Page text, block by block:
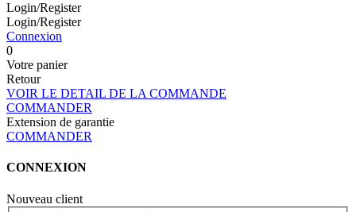
Login/Register
Login/Register
Connexion
0
Votre panier
Retour
VOIR LE DETAIL DE LA COMMANDE
COMMANDER
Extension de garantie
COMMANDER
CONNEXION
Nouveau client